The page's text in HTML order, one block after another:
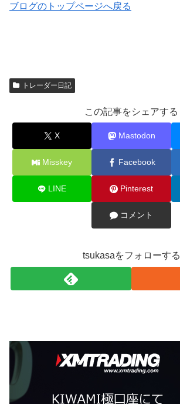
ブログのトップページへ戻る
トレーダー日記
この記事をシェアする
X Mastodon
Misskey Facebook
LINE Pinterest
コメント
tsukasaをフォローする